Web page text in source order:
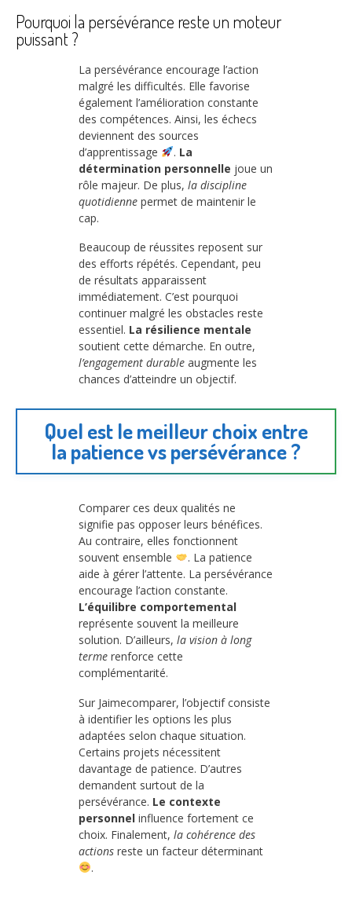
Pourquoi la persévérance reste un moteur
puissant ?
La persévérance encourage l’action
malgré les difficultés. Elle favorise
également l’amélioration constante
des compétences. Ainsi, les échecs
deviennent des sources
d’apprentissage
. La
détermination personnelle joue un
rôle majeur. De plus, la discipline
quotidienne permet de maintenir le
cap.
Beaucoup de réussites reposent sur
des efforts répétés. Cependant, peu
de résultats apparaissent
immédiatement. C’est pourquoi
continuer malgré les obstacles reste
essentiel. La résilience mentale
soutient cette démarche. En outre,
l’engagement durable augmente les
chances d’atteindre un objectif.
Quel est le meilleur choix entre
la patience vs persévérance ?
Comparer ces deux qualités ne
signifie pas opposer leurs bénéfices.
Au contraire, elles fonctionnent
souvent ensemble
. La patience
aide à gérer l’attente. La persévérance
encourage l’action constante.
L’équilibre comportemental
représente souvent la meilleure
solution. D’ailleurs, la vision à long
terme renforce cette
complémentarité.
Sur Jaimecomparer, l’objectif consiste
à identifier les options les plus
adaptées selon chaque situation.
Certains projets nécessitent
davantage de patience. D’autres
demandent surtout de la
persévérance. Le contexte
personnel influence fortement ce
choix. Finalement, la cohérence des
actions reste un facteur déterminant
.